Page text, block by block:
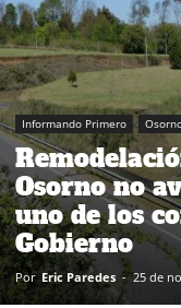
Informando Primero
Osorno no
uno de los
Gobierno
Por Eric Paredes - 25 de